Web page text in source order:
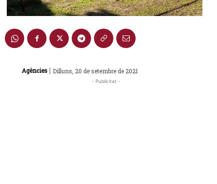
Agències | Dilluns, 20 de setembre de 2021
- Publicitat -